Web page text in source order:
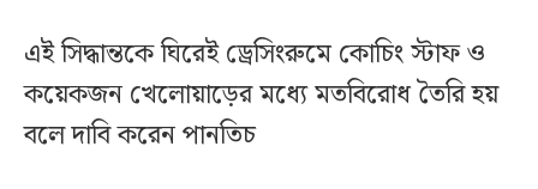
এই সিদ্ধান্তকে ঘিরেই ড্রেসিংরুমে কোচিং স্টাফ ও
কয়েকজন খেলোয়াড়ের মধ্যে মতবিরোধ তৈরি হয়
বলে দাবি করেন পানতিচ